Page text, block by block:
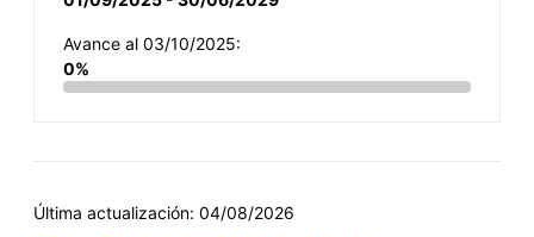
Avance al 03/10/2025:
0%
Última actualización: 04/08/2026